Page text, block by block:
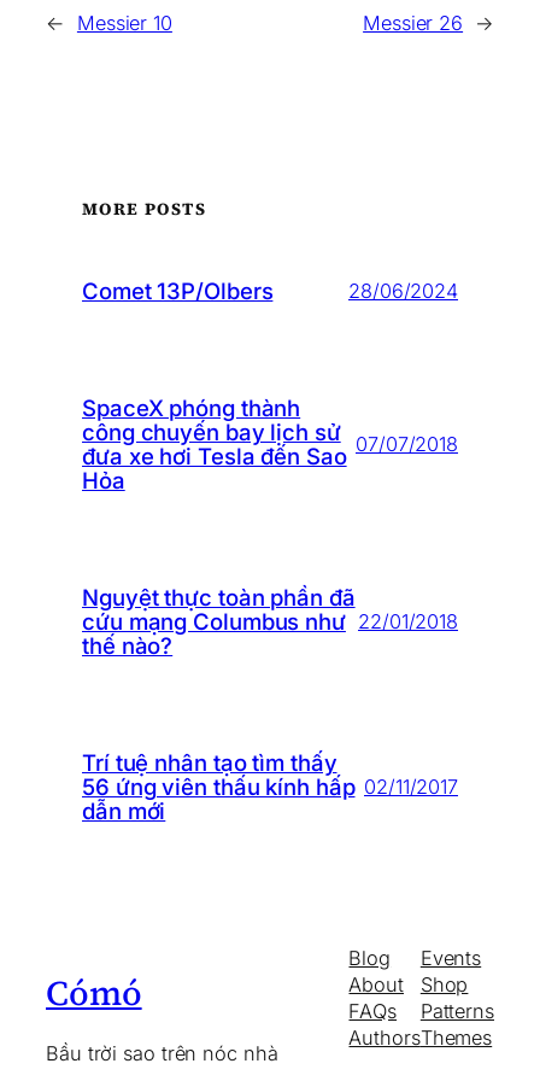
← Messier 10 Messier 26 →
MORE POSTS
Comet 13P/Olbers 28/06/2024
SpaceX phóng thành
công chuyến bay lịch sử
đưa xe hơi Tesla đến Sao
Hỏa
07/07/2018
Nguyệt thực toàn phần đã
cứu mạng Columbus như
thế nào?
22/01/2018
Trí tuệ nhân tạo tìm thấy
56 ứng viên thấu kính hấp
dẫn mới
02/11/2017
Cómó
Bầu trời sao trên nóc nhà
Blog
About
FAQs
Authors
Events
Shop
Patterns
Themes